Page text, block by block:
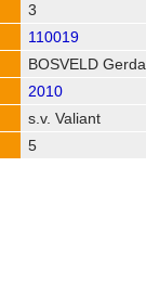
3
110019
BOSVELD Gerda
2010
s.v. Valiant
5